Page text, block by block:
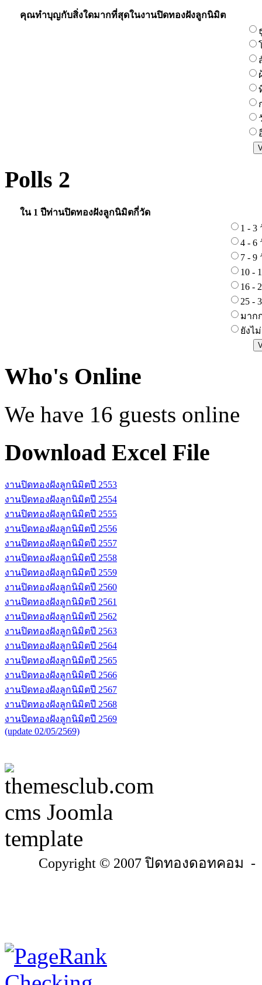
คุณทำบุญกับสิ่งใดมากที่สุดในงานปิดทองฝังลูกนิมิต
Polls 2
ใน 1 ปีท่านปิดทองฝังลูกนิมิตกี่วัด
1 - 3
4 - 6
7 - 9
10 -
16 -
25 -
มาก
ยังไ
Who's Online
We have 16 guests online
Download Excel File
งานปิดทองฝังลูกนิมิตปี 2553
งานปิดทองฝังลูกนิมิตปี 2554
งานปิดทองฝังลูกนิมิตปี 2555
งานปิดทองฝังลูกนิมิตปี 2556
งานปิดทองฝังลูกนิมิตปี 2557
งานปิดทองฝังลูกนิมิตปี 2558
งานปิดทองฝังลูกนิมิตปี 2559
งานปิดทองฝังลูกนิมิตปี 2560
งานปิดทองฝังลูกนิมิตปี 2561
งานปิดทองฝังลูกนิมิตปี 2562
งานปิดทองฝังลูกนิมิตปี 2563
งานปิดทองฝังลูกนิมิตปี 2564
งานปิดทองฝังลูกนิมิตปี 2565
งานปิดทองฝังลูกนิมิตปี 2566
งานปิดทองฝังลูกนิมิตปี 2567
งานปิดทองฝังลูกนิมิตปี 2568
งานปิดทองฝังลูกนิมิตปี 2569
(update 02/05/2569)
Copyright © 2007 ปิดทองดอทคอม -